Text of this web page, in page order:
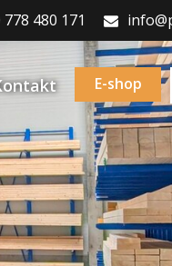
778 480 171
E-shop